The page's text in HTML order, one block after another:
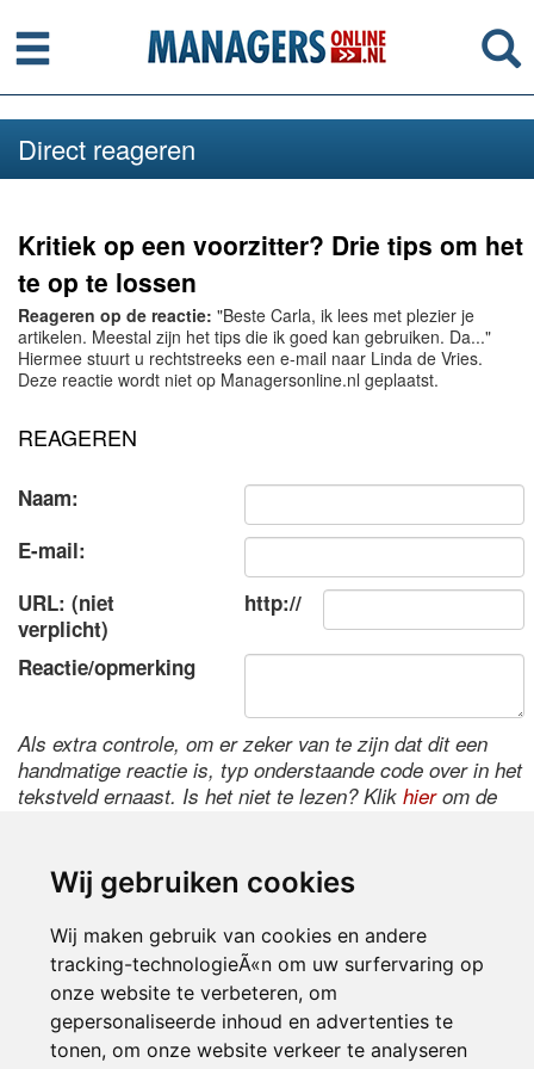
Wij gebruiken cookies
Wij maken gebruik van cookies en andere
tracking-technologieÃ«n om uw surfervaring op
onze website te verbeteren, om
gepersonaliseerde inhoud en advertenties te
tonen, om onze website verkeer te analyseren
Menu
Direct reageren
Kritiek op een voorzitter? Drie tips om het
te op te lossen
Reageren op de reactie: "Beste Carla, ik lees met plezier je
artikelen. Meestal zijn het tips die ik goed kan gebruiken. Da..."
Hiermee stuurt u rechtstreeks een e-mail naar Linda de Vries.
Deze reactie wordt niet op Managersonline.nl geplaatst.
REAGEREN
Naam:
E-mail:
URL: (niet
verplicht)
http://
Reactie/opmerking
Als extra controle, om er zeker van te zijn dat dit een
handmatige reactie is, typ onderstaande code over in het
tekstveld ernaast. Is het niet te lezen? Klik hierom de